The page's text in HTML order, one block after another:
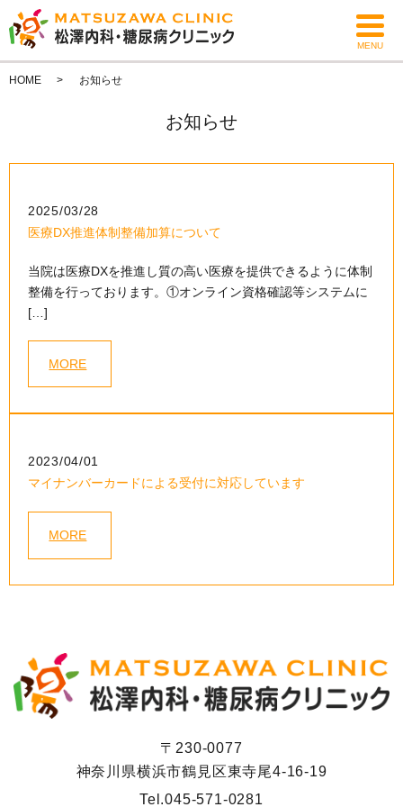
MENU
HOME お知らせ
お知らせ
2025/03/28
医療DX推進体制整備加算について
当院は医療DXを推進し質の高い医療を提供できるように体制
整備を行っております。①オンライン資格確認等システムに
[…]
MORE
2023/04/01
マイナンバーカードによる受付に対応しています
MORE
〒230-0077
神奈川県横浜市鶴見区東寺尾4-16-19
Tel.045-571-0281